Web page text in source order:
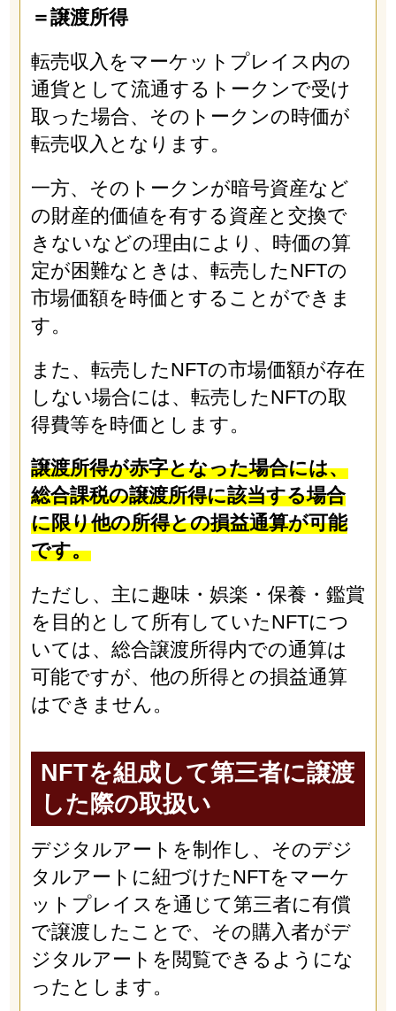
＝譲渡所得
転売収入をマーケットプレイス内の
通貨として流通するトークンで受け
取った場合、そのトークンの時価が
転売収入となります。
一方、そのトークンが暗号資産など
の財産的価値を有する資産と交換で
きないなどの理由により、時価の算
定が困難なときは、転売したNFTの
市場価額を時価とすることができま
す。
また、転売したNFTの市場価額が存在
しない場合には、転売したNFTの取
得費等を時価とします。
譲渡所得が赤字となった場合には、
総合課税の譲渡所得に該当する場合
に限り他の所得との損益通算が可能
です。
ただし、主に趣味・娯楽・保養・鑑賞
を目的として所有していたNFTにつ
いては、総合譲渡所得内での通算は
可能ですが、他の所得との損益通算
はできません。
NFTを組成して第三者に譲渡
した際の取扱い
デジタルアートを制作し、そのデジ
タルアートに紐づけたNFTをマーケ
ットプレイスを通じて第三者に有償
で譲渡したことで、その購入者がデ
ジタルアートを閲覧できるようにな
ったとします。